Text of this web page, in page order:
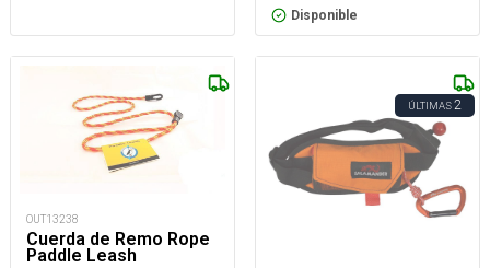
Disponible
OUT13238
Cuerda de Remo Rope
Paddle Leash
ÚLTIMAS2